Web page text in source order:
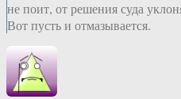
не поит, от решения суда
Вот пусть и отмазывается.